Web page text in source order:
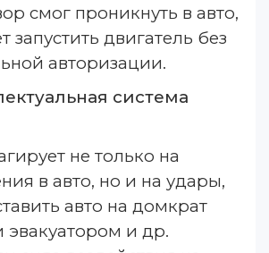
смог проникнуть в авто,
запустить двигатель без
авторизации.
система
не только на
в авто, но и на удары,
авто на домкрат
эвакуатором и др.